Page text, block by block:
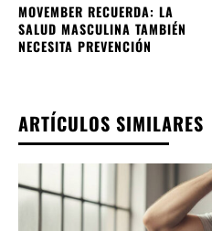
MOVEMBER RECUERDA: LA
SALUD MASCULINA TAMBIÉN
NECESITA PREVENCIÓN
ARTÍCULOS SIMILARES